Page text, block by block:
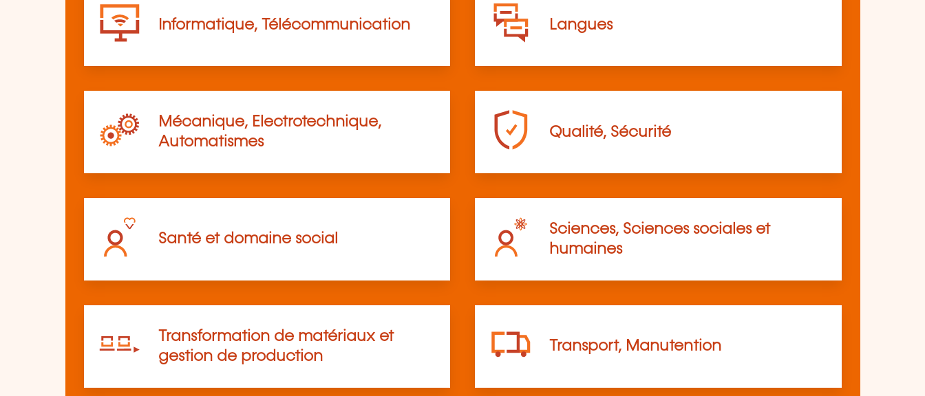
Informatique, Télécommunication Langues
Mécanique, Electrotechnique,
Automatismes
Qualité, Sécurité
Santé et domaine social
Sciences, Sciences sociales et
humaines
Transformation de matériaux et
gestion de production
Transport, Manutention